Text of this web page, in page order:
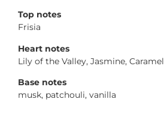
Top notes
Frisia
Heart notes
Lily of the Valley, Jasmine, Caramel
Base notes
musk, patchouli, vanilla